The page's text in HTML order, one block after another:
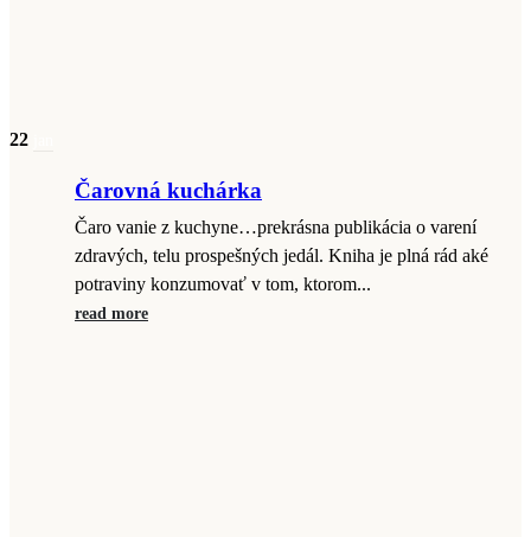
22
Čarovná kuchárka
Čaro vanie z kuchyne…prekrásna publikácia o varení
zdravých, telu prospešných jedál. Kniha je plná rád aké
potraviny konzumovať v tom, ktorom...
read more